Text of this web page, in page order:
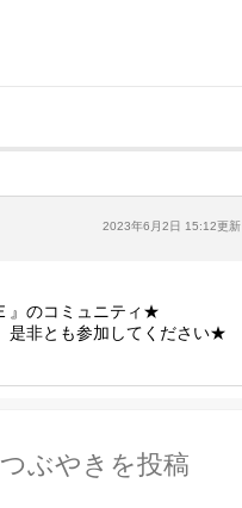
2023年6月2日 15:12更新
』のコミュニティ★
是非とも参加してください★
ぶやきを投稿